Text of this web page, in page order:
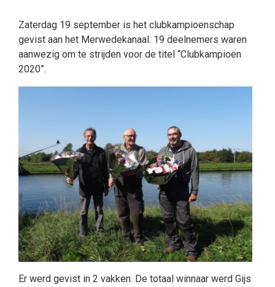
Zaterdag 19 september is het clubkampioenschap
gevist aan het Merwedekanaal. 19 deelnemers waren
aanwezig om te strijden voor de titel “Clubkampioen
2020”.
Er werd gevist in 2 vakken. De totaal winnaar werd Gijs